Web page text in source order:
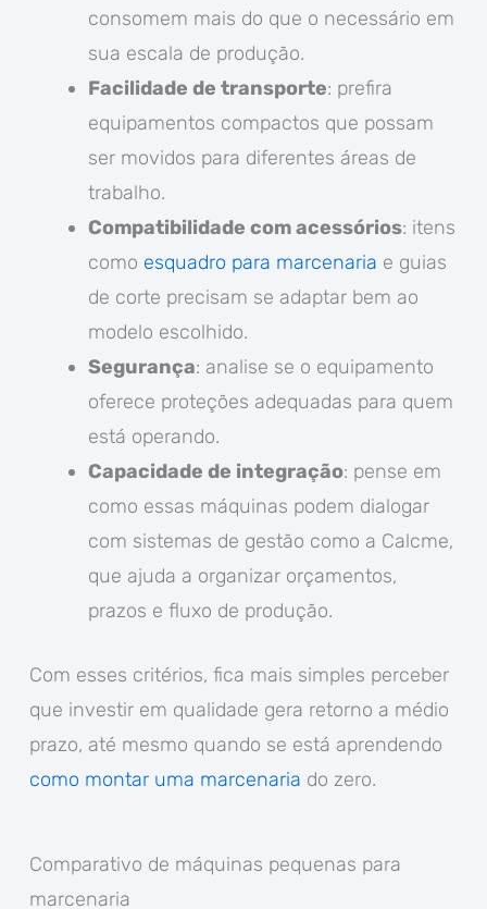
consomem mais do que o necessário em
sua escala de produção.
Facilidade de transporte: prefira
equipamentos compactos que possam
ser movidos para diferentes áreas de
trabalho.
Compatibilidade com acessórios: itens
como esquadro para marcenaria e guias
de corte precisam se adaptar bem ao
modelo escolhido.
Segurança: analise se o equipamento
oferece proteções adequadas para quem
está operando.
Capacidade de integração: pense em
como essas máquinas podem dialogar
com sistemas de gestão como a Calcme,
que ajuda a organizar orçamentos,
prazos e fluxo de produção.
Com esses critérios, fica mais simples perceber
que investir em qualidade gera retorno a médio
prazo, até mesmo quando se está aprendendo
como montar uma marcenaria do zero.
Comparativo de máquinas pequenas para
marcenaria